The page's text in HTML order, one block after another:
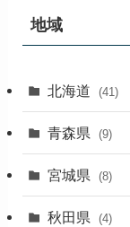
ブ
地域
北海道 (41)
(27)
(2)
青森県 (9)
宮城県 (8)
秋田県 (4)